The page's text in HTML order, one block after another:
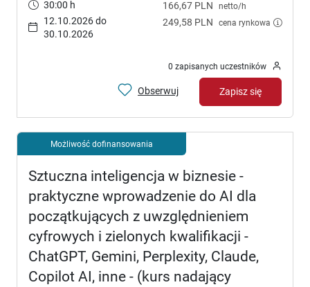
166,67 PLN netto/h
249,58 PLN cena rynkowa
30:00 h
12.10.2026 do
30.10.2026
0 zapisanych uczestników
Obserwuj Zapisz się
Możliwość dofinansowania
Sztuczna inteligencja w biznesie -
praktyczne wprowadzenie do AI dla
początkujących z uwzględnieniem
cyfrowych i zielonych kwalifikacji -
ChatGPT, Gemini, Perplexity, Claude,
Copilot AI, inne - (kurs nadający